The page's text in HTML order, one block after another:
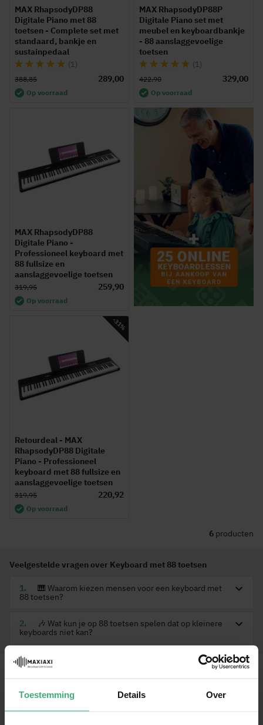
Toestemming Details Over
MAX RhapsodyDP88
Digitale Piano met 88
toetsen - Complete set met
standaard, bankje en
sustainpedaal
Waardering:
100%
(1)
289,00
388,85
Op voorraad
MAX RhapsodyDP88P
Digitale Piano set met
meubel en keyboardbankje
- 88 aanslaggevoelige
toetsen
Waardering:
100%
(1)
329,00
422,90
Op voorraad
MAX RhapsodyDP88
Digitale Piano -
Professioneel keyboard met
88 fullsize en
aanslaggevoelige toetsen
259,90
319,95
Op voorraad
-31%
Retourdeal - MAX
RhapsodyDP88 Digitale
Piano - Professioneel
keyboard met 88 fullsize en
aanslaggevoelige toetsen
220,92
319,95
Op voorraad
6 producten
Veelgestelde vragen over Keyboard met 88 toetsen
🎹 Waarom kiezen mensen voor een keyboard met
88 toetsen?
🎶 Wat kun je op 88 toetsen spelen dat op kleinere
keyboards niet kan?
Wat is een keyboard 88 toetsen?
waardoor het keyboard dus hetzelfde aantal toetsen heeft als een piano. Een